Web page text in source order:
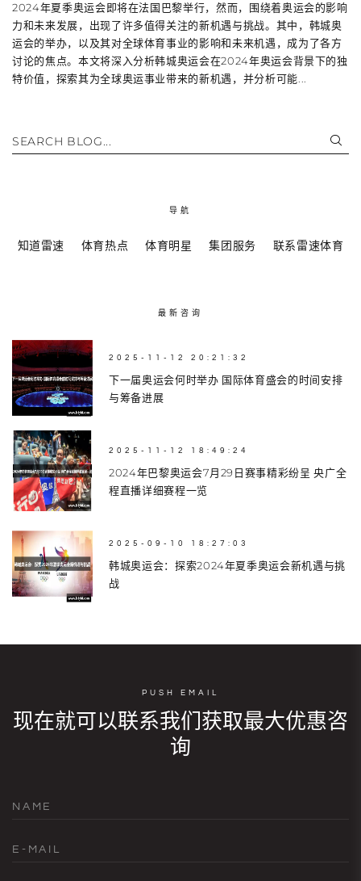
2024年夏季奥运会即将在法国巴黎举行，然而，围绕着奥运会的影响
力和未来发展，出现了许多值得关注的新机遇与挑战。其中，韩城奥
运会的举办，以及其对全球体育事业的影响和未来机遇，成为了各方
讨论的焦点。本文将深入分析韩城奥运会在2024年奥运会背景下的独
特价值，探索其为全球奥运事业带来的新机遇，并分析可能...
SEARCH BLOG...
导航
知道雷速 体育热点 体育明星 集团服务 联系雷速体育
最新咨询
2025-11-12 20:21:32
下一届奥运会何时举办 国际体育盛会的时间安排
与筹备进展
2025-11-12 18:49:24
2024年巴黎奥运会7月29日赛事精彩纷呈 央广全
程直播详细赛程一览
2025-09-10 18:27:03
韩城奥运会：探索2024年夏季奥运会新机遇与挑
战
PUSH EMAIL
现在就可以联系我们获取最大优惠咨
询
NAME
E-MAIL